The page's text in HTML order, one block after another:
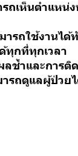
เห็นตำแหน่
ารถใช้งานได้
ทุกที่ทุกเวลา
ช้ำและการติ
รถดูแลผู้ป่วย